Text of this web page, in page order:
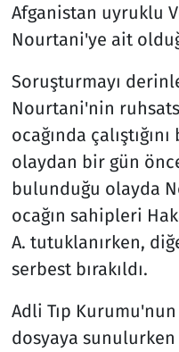
Afganistan uyruklu
Nourtani'ye ait
Soruşturmayı
Nourtani'nin
ocağında
olaydan bir gün
bulunduğu olayda
ocağın sahipleri
A. tutuklanırken,
serbest bırakıldı.
Adli Tıp
dosyaya sunulurken